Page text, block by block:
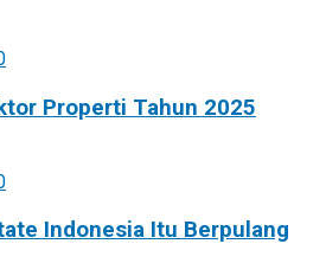
Properti Tahun 2025
Indonesia Itu Berpulang